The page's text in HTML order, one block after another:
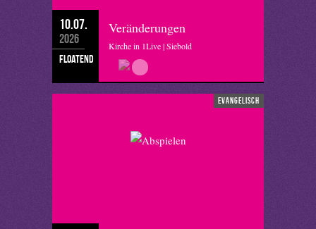
10.07.
2026
floatend
Veränderungen
Kirche in 1Live | Siebold
evangelisch